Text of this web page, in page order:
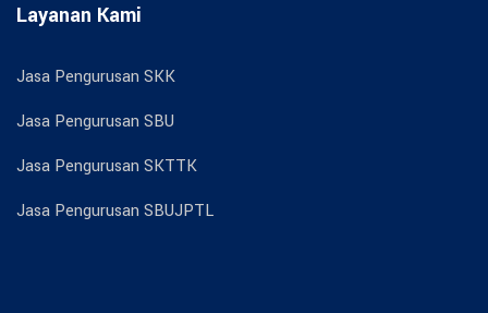
Layanan Kami
Jasa Pengurusan SKK
Jasa Pengurusan SBU
Jasa Pengurusan SKTTK
Jasa Pengurusan SBUJPTL